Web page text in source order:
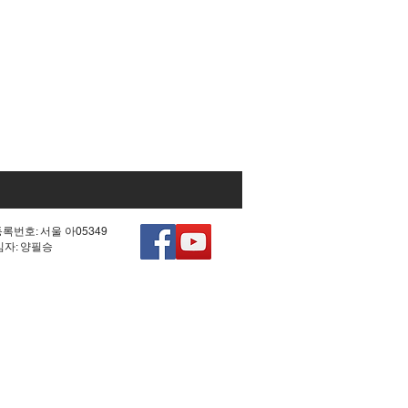
번호: 서울 아05349
: 양필승